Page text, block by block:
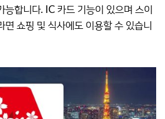
능합니다. IC 카드 기능이 있으며 스이
면 쇼핑 및 식사에도 이용할 수 있습니